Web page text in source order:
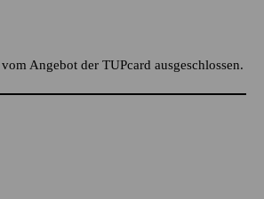
Angebot der TUPcard ausgeschlossen.